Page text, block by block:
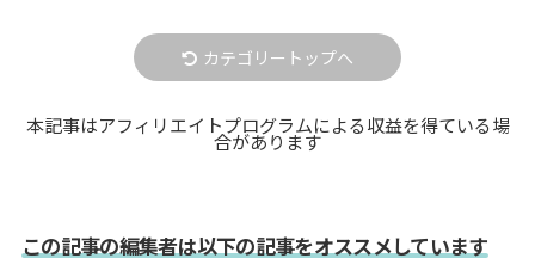
カテゴリートップへ
本記事はアフィリエイトプログラムによる収益を得ている場
合があります
この記事の編集者は以下の記事をオススメしています